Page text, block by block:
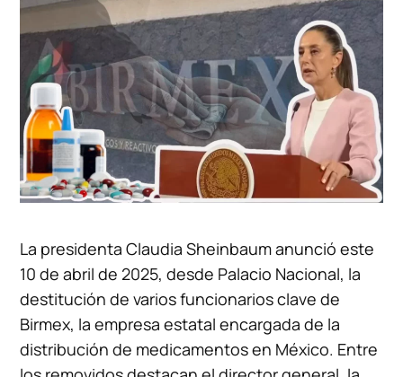
La presidenta Claudia Sheinbaum anunció este
10 de abril de 2025, desde Palacio Nacional, la
destitución de varios funcionarios clave de
Birmex, la empresa estatal encargada de la
distribución de medicamentos en México. Entre